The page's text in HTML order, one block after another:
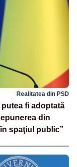
Realitatea din PSD
fi adoptată
din
spaţiul public”